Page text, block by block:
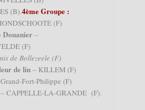
(B).4ème Groupe :
(F)
Douanier–
(F)
de Bollezeele (F)
de lin– KILLEM (F)
Fort-Philippe (F)
– CAPPELLE-LA-GRANDE (F).